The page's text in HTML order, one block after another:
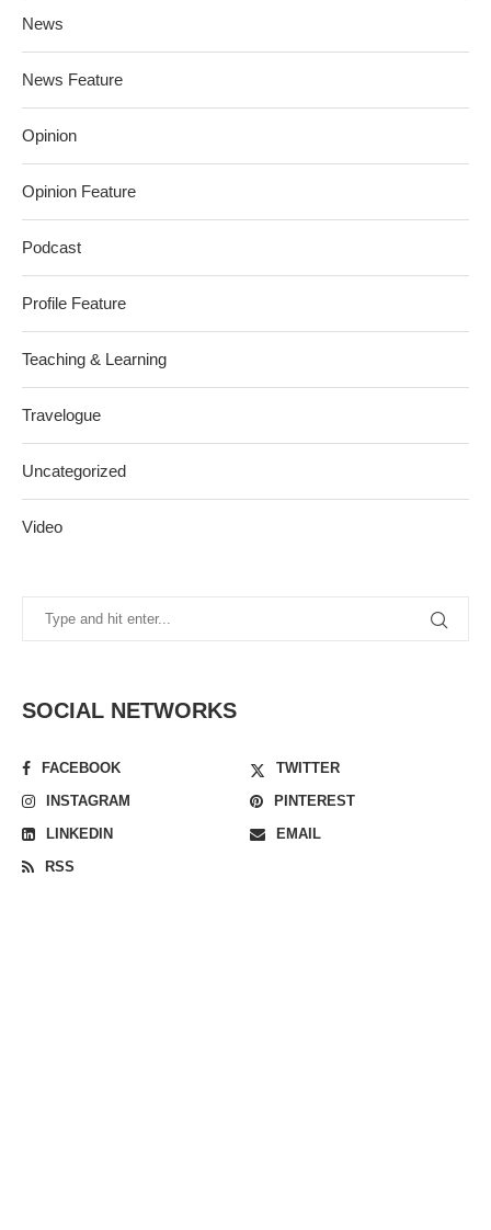
News
News Feature
Opinion
Opinion Feature
Podcast
Profile Feature
Teaching & Learning
Travelogue
Uncategorized
Video
SOCIAL NETWORKS
FACEBOOK
TWITTER
INSTAGRAM
PINTEREST
LINKEDIN
EMAIL
RSS